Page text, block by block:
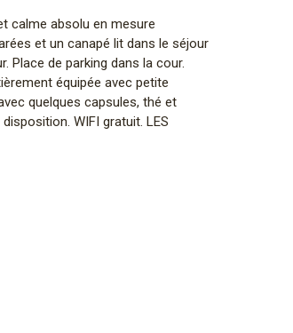
calme absolu en mesure
et un canapé lit dans le séjour
Place de parking dans la cour.
équipée avec petite
quelques capsules, thé et
WIFI gratuit. LES